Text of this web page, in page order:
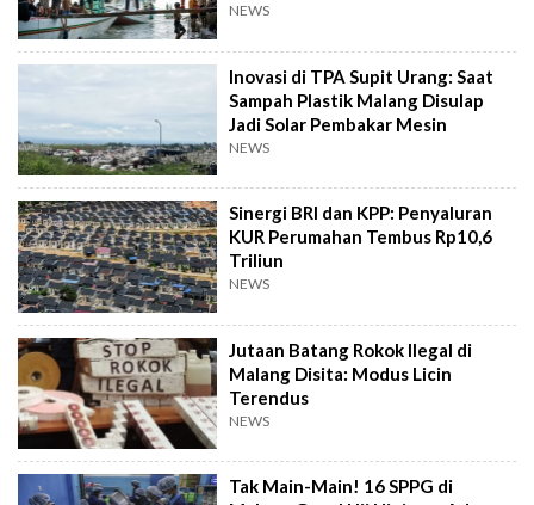
NEWS
Inovasi di TPA Supit Urang: Saat
Sampah Plastik Malang Disulap
Jadi Solar Pembakar Mesin
NEWS
Sinergi BRI dan KPP: Penyaluran
KUR Perumahan Tembus Rp10,6
Triliun
NEWS
Jutaan Batang Rokok Ilegal di
Malang Disita: Modus Licin
Terendus
NEWS
Tak Main-Main! 16 SPPG di